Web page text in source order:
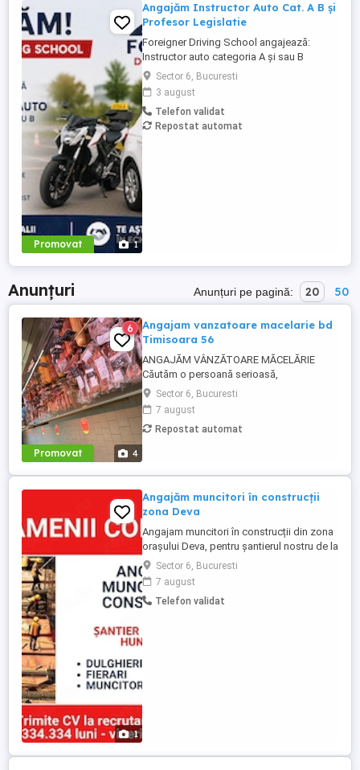
Promovat 1
Angajăm Instructor Auto Cat. A B și
Profesor Legislatie
Foreigner Driving School angajează:
Instructor auto categoria A și sau B
Profesor de legislație rutieră Cerințe:
Atestat profesional valabil Seriozitate și
responsabilitate Abilități bune de
comunicare Experiența constituie avantaj
Oferim: Program flexibil Mediu de lucru
Sector 6, Bucuresti
3 august
Telefon validat
Repostat automat
Anunțuri Anunțuri pe pagină: 20 50
Promovat 4
6
Angajam vanzatoare macelarie bd
Timisoara 56
ANGAJĂM VÂNZĂTOARE MĂCELĂRIE
Căutăm o persoană serioasă,
responsabilă și amabilă pentru postul de
vânzătoare într-o măcelărie modernă.
Cerințe: Experiență în domeniul vânzărilor
sau în lucrul cu clienții (experiența în
Rapiditate, ...
Sector 6, Bucuresti
7 august
Repostat automat
1
Angajăm muncitori în construcții
zona Deva
Angajam muncitori în construcții din zona
orașului Deva, pentru șantierul nostru de la
Vețel, jud Hunedoara. dulgheri fierari,
muncitori necalificati Salariu intre 180-260
lei zi Program de lucru: Luni - Vineri ,
Sâmbata:
Sector 6, Bucuresti
7 august
Telefon validat